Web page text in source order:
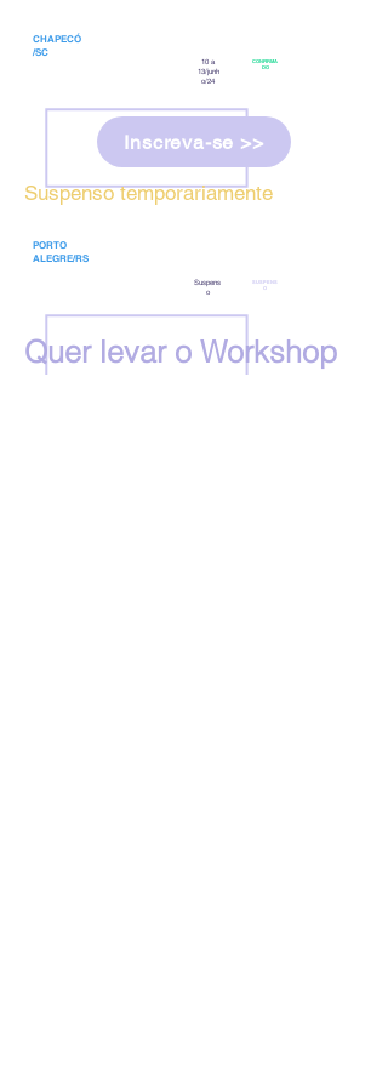
CHAPECÓ
/SC
10 a
13/junh
o/24
CONFIRMA
DO
Inscreva-se >>
Suspenso temporariamente
PORTO
ALEGRE/RS
Suspens
o
SUSPENS
O
Quer levar o Workshop